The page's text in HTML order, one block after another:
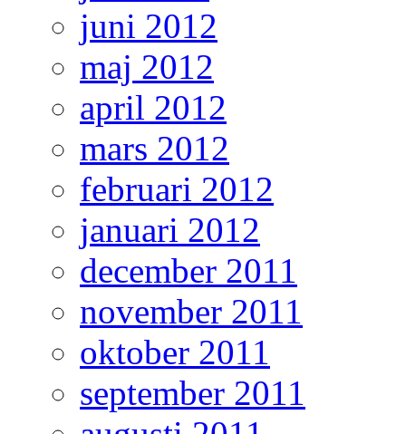
juni 2012
maj 2012
april 2012
mars 2012
februari 2012
januari 2012
december 2011
november 2011
oktober 2011
september 2011